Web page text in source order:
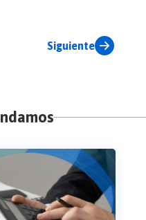
Siguiente